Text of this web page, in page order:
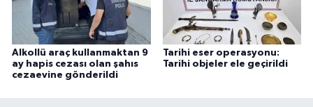
Alkollü araç kullanmaktan 9
ay hapis cezası olan şahıs
cezaevine gönderildi
Tarihi eser operasyonu:
Tarihi objeler ele geçirildi